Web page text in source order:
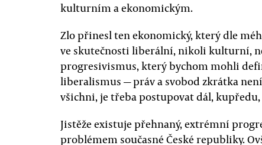
kulturním a ekonomickým.
Zlo přinesl ten ekonomický, který dle
ve skutečnosti liberální, nikoli kulturní,
progresivismus, který bychom mohli
liberalismus — práv a svobod zkrátka
všichni, je třeba postupovat dál,
Jistěže existuje přehnaný, extrémní
problémem současné České republiky.